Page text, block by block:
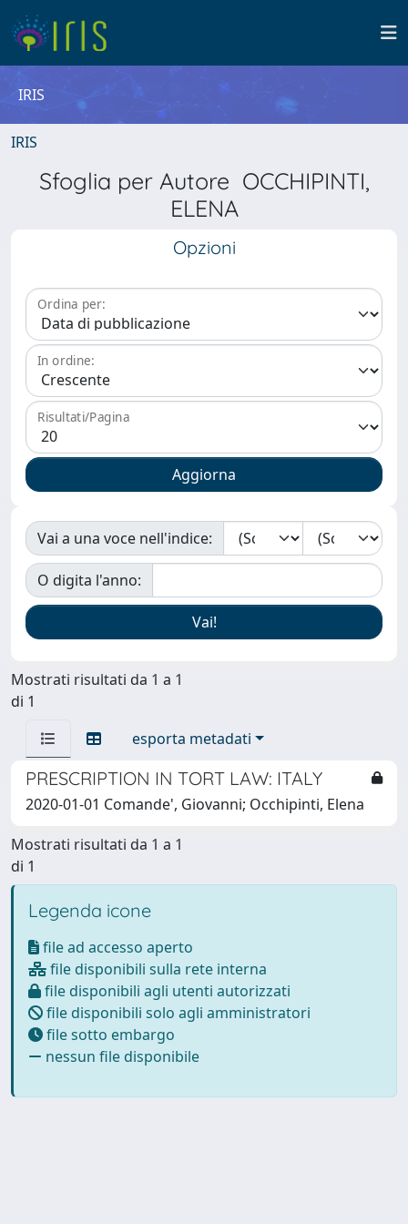
IRIS
IRIS
Sfoglia per Autore OCCHIPINTI,
ELENA
Opzioni
Ordina per:
In ordine:
Risultati/Pagina
Vai a una voce nell'indice:
O digita l'anno:
Mostrati risultati da 1 a 1
di 1
esporta metadati
PRESCRIPTION IN TORT LAW: ITALY
2020-01-01 Comande', Giovanni; Occhipinti, Elena
Mostrati risultati da 1 a 1
di 1
Legenda icone
file ad accesso aperto
file disponibili sulla rete interna
file disponibili agli utenti autorizzati
file disponibili solo agli amministratori
file sotto embargo
nessun file disponibile